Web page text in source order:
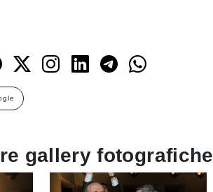
gallery fotografiche